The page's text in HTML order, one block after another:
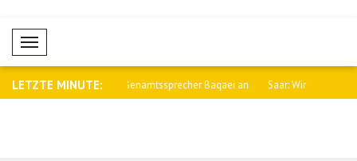
Mobil Menü
LETZTE MINUTE:
Baqaei an Saar: Wir werden die Beziehungen zu